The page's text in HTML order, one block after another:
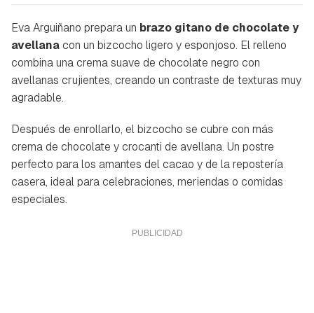
Eva Arguiñano prepara un brazo gitano de chocolate y
avellanacon un bizcocho ligero y esponjoso. El relleno
combina una crema suave de chocolate negro con
avellanas crujientes, creando un contraste de texturas muy
agradable.
Después de enrollarlo, el bizcocho se cubre con más
crema de chocolate y crocanti de avellana. Un postre
perfecto para los amantes del cacao y de la repostería
casera, ideal para celebraciones, meriendas o comidas
especiales.